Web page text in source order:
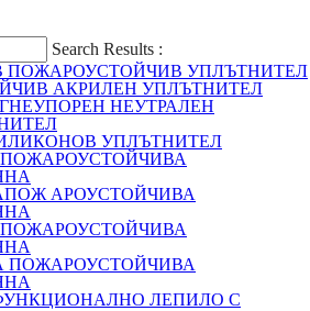
Search Results :
ПОЖАРОУСТОЙЧИВ УПЛЪТНИТЕЛ
АКРИЛЕН УПЛЪТНИТЕЛ
НЕУТРАЛЕН
УПЛЪТНИТЕЛ
ПОЖАРОУСТОЙЧИВА
АРОУСТОЙЧИВА
ПОЖАРОУСТОЙЧИВА
ПОЖАРОУСТОЙЧИВА
ЛЕПИЛО С